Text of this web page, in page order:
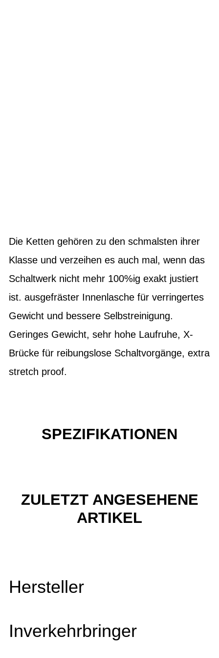
Die Ketten gehören zu den schmalsten ihrer
Klasse und verzeihen es auch mal, wenn das
Schaltwerk nicht mehr 100%ig exakt justiert
ist. ausgefräster Innenlasche für verringertes
Gewicht und bessere Selbstreinigung.
Geringes Gewicht, sehr hohe Laufruhe, X-
Brücke für reibungslose Schaltvorgänge, extra
stretch proof.
SPEZIFIKATIONEN
ZULETZT ANGESEHENE
ARTIKEL
Hersteller
Inverkehrbringer